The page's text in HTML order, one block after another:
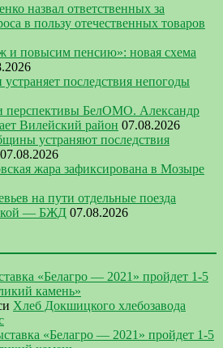
назвал ответственных за
в пользу отечественных товаров
и повысим пенсию»: новая схема
последствия непогоды
перспективы БелОМО. Александр
Вилейский район 07.08.2026
устраняют последствия
07.08.2026
жара зафиксирована в Мозыре
на пути отдельные поезда
— БЖД 07.08.2026
«Белагро — 2021» пройдет 1-5
камень»
Хлеб Докшицкого хлебозавода
«Белагро — 2021» пройдет 1-5